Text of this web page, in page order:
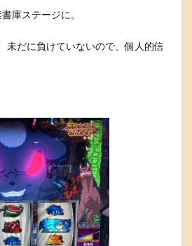
庫ステージに。
未だに負けていないので、個人的信